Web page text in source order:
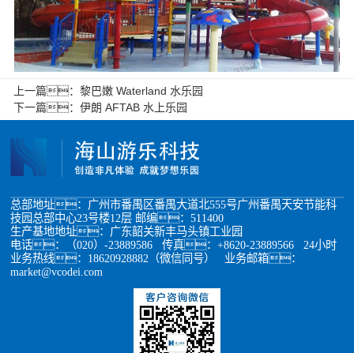
上一篇： 黎巴嫩 Waterland 水乐园
下一篇： 伊朗 AFTAB 水上乐园
总部地址：广州市番禺区番禺大道北555号广州番禺天安节能科
技园总部中心23号楼12层 邮编：511400
生产基地地址：广东韶关新丰马头镇工业园
电话：（020）-23889586 传真：+8620-23889566 24小时
业务热线：18620928882（微信同号） 业务邮箱：
market@vcodei.com